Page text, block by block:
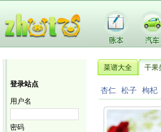
登录站点
用户名
密码
菜谱大全 干果
杏仁 松子 枸杞